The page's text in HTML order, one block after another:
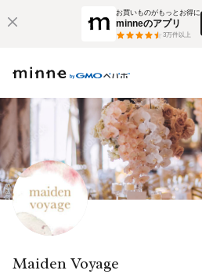
お買いものがもっとお得に
minneのアプリ
3万件以上
Maiden Voyage